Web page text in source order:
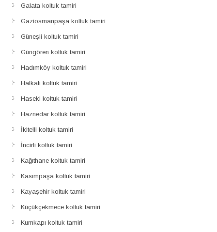
Galata koltuk tamiri
Gaziosmanpaşa koltuk tamiri
Güneşli koltuk tamiri
Güngören koltuk tamiri
Hadımköy koltuk tamiri
Halkalı koltuk tamiri
Haseki koltuk tamiri
Haznedar koltuk tamiri
İkitelli koltuk tamiri
İncirli koltuk tamiri
Kağıthane koltuk tamiri
Kasımpaşa koltuk tamiri
Kayaşehir koltuk tamiri
Küçükçekmece koltuk tamiri
Kumkapı koltuk tamiri